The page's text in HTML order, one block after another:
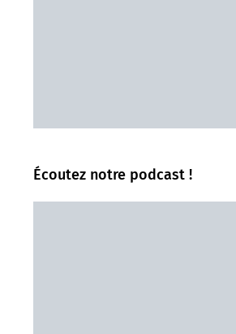
Écoutez notre podcast !